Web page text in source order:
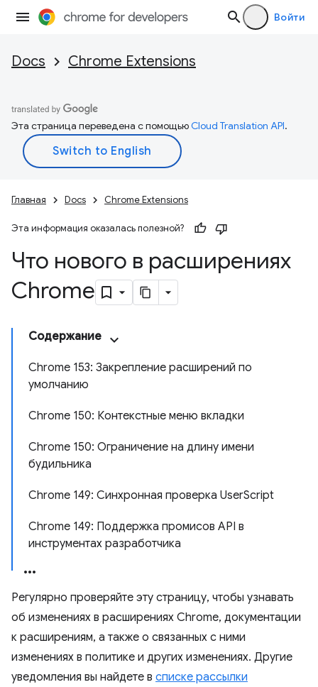
Войти
Docs Chrome Extensions
Эта страница переведена с помощьюCloud Translation API.
Главная Docs Chrome Extensions
Эта информация оказалась полезной?
Что нового в расширениях
Chrome
Содержание
Chrome 153: Закрепление расширений по
умолчанию
Chrome 150: Контекстные меню вкладки
Chrome 150: Ограничение на длину имени
будильника
Chrome 149: Синхронная проверка UserScript
Chrome 149: Поддержка промисов API в
инструментах разработчика
Регулярно проверяйте эту страницу, чтобы узнавать
об изменениях в расширениях Chrome, документации
к расширениям, а также о связанных с ними
изменениях в политике и других изменениях. Другие
уведомления вы найдете в списке рассылки